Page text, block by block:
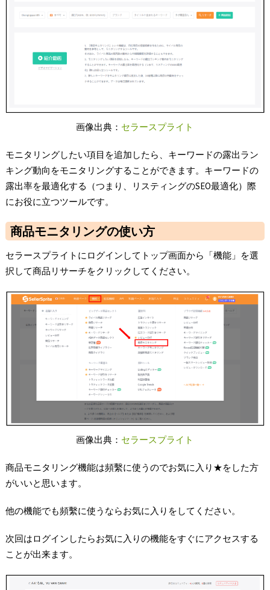
画像出典： セラースプライト
モニタリングしたい項目を追加したら、キーワードの露出ラン
キング動向をモニタリングすることができます。キーワードの
露出率を最適化する（つまり、リスティングのSEO最適化）際
にお役に立つツールです。
商品モニタリングの使い方
セラースプライトにログインしてトップ画面から「機能」を選
択して商品リサーチをクリックしてください。
画像出典： セラースプライト
商品モニタリング機能は頻繫に使うのでお気に入り★をした方
がいいと思います。
他の機能でも頻繫に使うならお気に入りをしてください。
次回はログインしたらお気に入りの機能をすぐにアクセスする
ことが出来ます。